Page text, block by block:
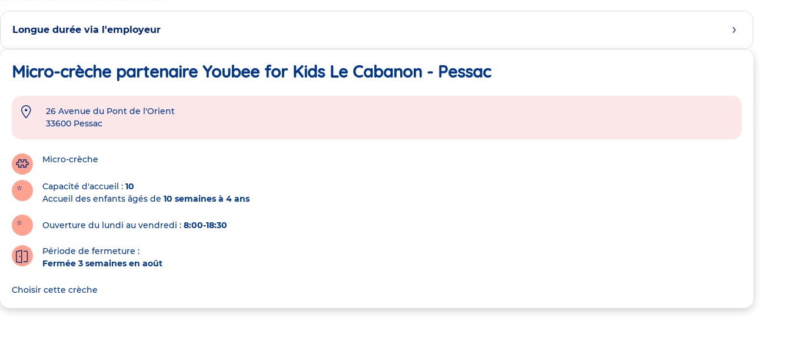
Longue durée via l'employeur
Micro-crèche partenaire Youbee for Kids Le Cabanon - Pessac
Adresse
crèche
26 Avenue du Pont de l'Orient
33600 Pessac
Micro-crèche
Capacité d'accueil
10
Accueil des enfants âgés de 10 semaines à 4 ans
Ouverture du lundi au vendredi : 8:00-18:30
Période de fermeture :
Fermée 3 semaines en août
Choisir cette crèche